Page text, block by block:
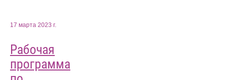
17 марта 2023 г.
Рабочая
программа